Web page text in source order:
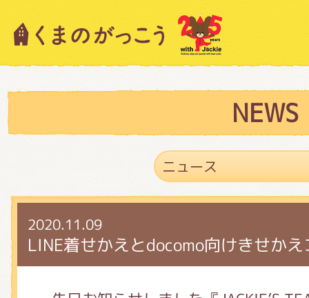
NEWS
2020.11.09
LINE着せかえとdocomo向けきせか
キャラクター紹介
スタッフブログ
絵本・作家紹介